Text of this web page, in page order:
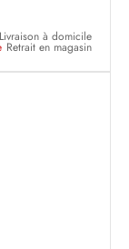
Livraison à domicile
Retrait en magasin